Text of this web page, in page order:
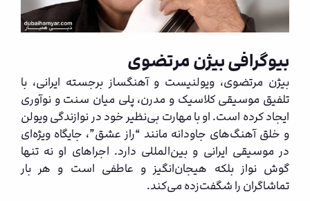
بیوگرافیبیژن مرتضوی
بیژن مرتضوی، ویولنیست و آهنگساز برجسته ایرانی، با
تلفیق موسیقی کلاسیک و مدرن، پلی میان سنت و نوآوری
ایجاد کرده است. او با مهارت بی‌نظیر خود در نوازندگی ویولن
و خلق آهنگ‌های جاودانه مانند “راز عشق”، جایگاه ویژه‌ای
در موسیقی ایرانی و بین‌المللی دارد. اجراهای او نه تنها
گوش نواز بلکه هیجان‌انگیز و عاطفی است و هر بار
تماشاگران را شگفت‌زده می‌کند.